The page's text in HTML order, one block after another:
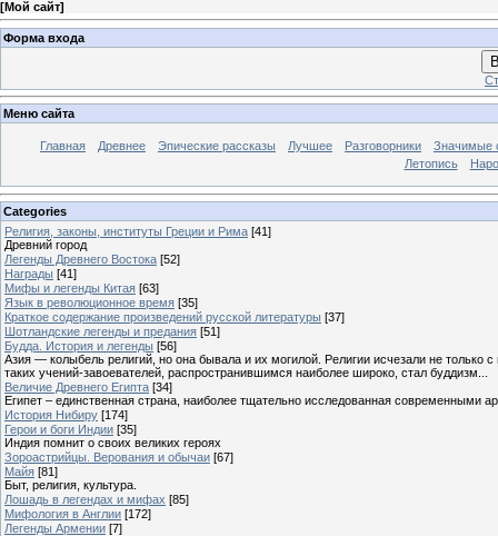
[Мой сайт]
Форма входа
Меню сайта
Главная Древнее Эпические рассказы Лучшее Разговорники
Значимые
Летопись
Categories
Религия, законы, институты Греции и Рима [41]
Древний город
Легенды Древнего Востока [52]
Награды [41]
Мифы и легенды Китая [63]
Язык в революционное время [35]
Краткое содержание произведений русской литературы [37]
Шотландские легенды и предания [51]
Будда. История и легенды [56]
Азия — колыбель религий, но она бывала и их могилой. Религии исчезали не
таких учений-завоевателей, распространившимся наиболее широко, стал буддизм...
Величие Древнего Египта [34]
Египет – единственная страна, наиболее тщательно исследованная современными
История Нибиру [174]
Герои и боги Индии [35]
Индия помнит о своих великих героях
Зороастрийцы. Верования и обычаи [67]
Майя [81]
Быт, религия, культура.
Лошадь в легендах и мифах [85]
Мифология в Англии [172]
Легенды Армении [7]